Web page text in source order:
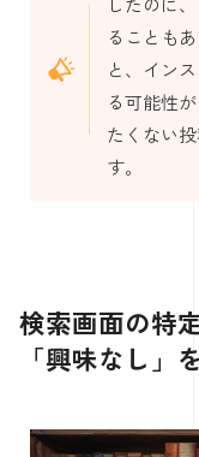
ることも
と、イン
る可能性
たくない
す。
検索画面の特
「興味なし」